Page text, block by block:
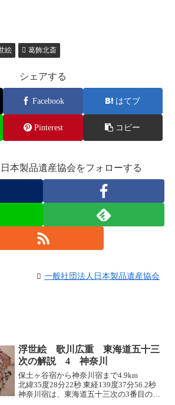
絵 葛飾北斎
シェアする
Facebook はてブ
Pinterest コピー
本製品遺産協会をフォローする
一般社団法人日本製品遺産協会
浮世絵 歌川広重 東海道五十三
次の解説 4 神奈川
保土ヶ谷宿から神奈川宿まで4.9km
北緯35度28分22秒 東経139度37分56.2秒
神奈川宿は、東海道五十三次の3番目の宿